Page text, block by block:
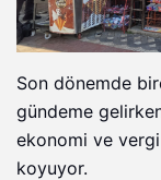
Son dönemde
gündeme
ekonomi ve
koyuyor.